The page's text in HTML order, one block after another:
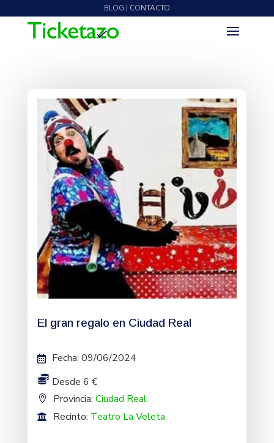
BLOG | CONTACTO
El gran regalo en Ciudad Real
Fecha: 09/06/2024
Desde 6 €
Provincia: Ciudad Real
Recinto: Teatro La Veleta